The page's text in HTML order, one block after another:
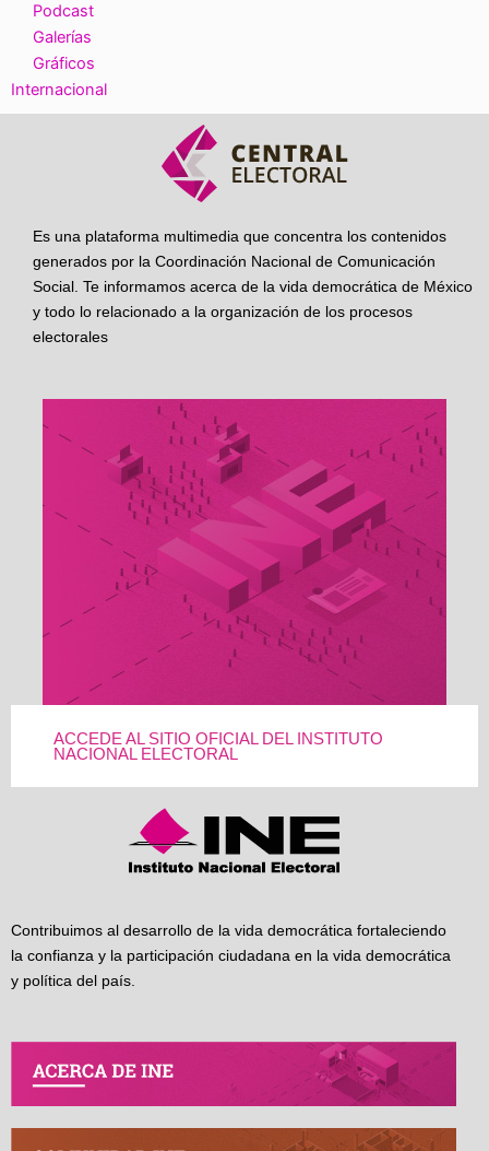
Podcast
Galerías
Gráficos
Internacional
Es una plataforma multimedia que concentra los contenidos
generados por la Coordinación Nacional de Comunicación
Social. Te informamos acerca de la vida democrática de México
y todo lo relacionado a la organización de los procesos
electorales
ACCEDE AL SITIO OFICIAL DEL INSTITUTO
NACIONAL ELECTORAL
Contribuimos al desarrollo de la vida democrática fortaleciendo
la confianza y la participación ciudadana en la vida democrática
y política del país.